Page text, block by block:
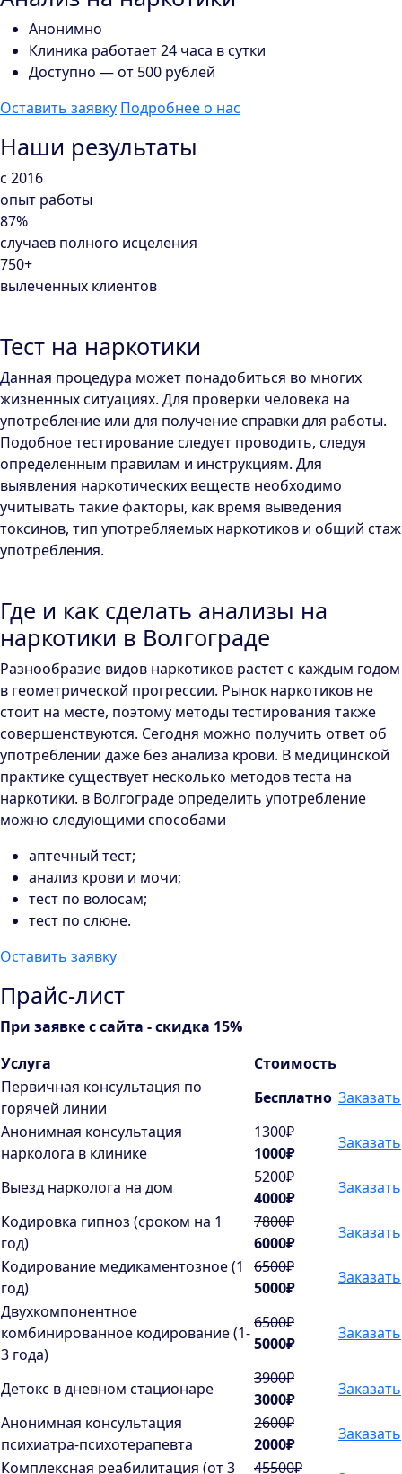
Анонимно
Клиника работает 24 часа в сутки
Доступно — от 500 рублей
Оставить заявку Подробнее о нас
Наши результаты
с 2016
опыт работы
87%
случаев полного исцеления
750+
вылеченных клиентов
Тест на наркотики
Данная процедура может понадобиться во многих
жизненных ситуациях. Для проверки человека на
употребление или для получение справки для работы.
Подобное тестирование следует проводить, следуя
определенным правилам и инструкциям. Для
выявления наркотических веществ необходимо
учитывать такие факторы, как время выведения
токсинов, тип употребляемых наркотиков и общий стаж
употребления.
Где и как сделать анализы на
наркотики в Волгограде
Разнообразие видов наркотиков растет с каждым годом
в геометрической прогрессии. Рынок наркотиков не
стоит на месте, поэтому методы тестирования также
совершенствуются. Сегодня можно получить ответ об
употреблении даже без анализа крови. В медицинской
практике существует несколько методов теста на
наркотики. в Волгограде определить употребление
можно следующими способами
аптечный тест;
анализ крови и мочи;
тест по волосам;
тест по слюне.
Оставить заявку
Прайс-лист
При заявке с сайта - скидка 15%
Услуга
Стоимость
Первичная консультация по
горячей линии
Бесплатно Заказать
Анонимная консультация
нарколога в клинике
1300₽
1000₽
Заказать
Выезд нарколога на дом
5200₽
4000₽
Заказать
Кодировка гипноз (сроком на 1
год)
7800₽
6000₽
Заказать
Кодирование медикаментозное (1
год)
6500₽
5000₽
Заказать
Двухкомпонентное
комбинированное кодирование (1-
3 года)
6500₽
5000₽
Заказать
Детокс в дневном стационаре
3900₽
3000₽
Заказать
Анонимная консультация
психиатра-психотерапевта
2600₽
2000₽
Заказать
Комплексная реабилитация (от 3
45500₽